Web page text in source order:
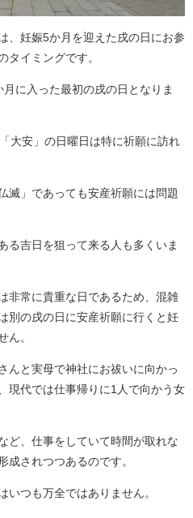
、妊娠5か月を迎えた戌の日にお参
タイミングです。
に入った最初の戌の日となりま
大安」の日曜日は特に祈願に訪れ
滅」であっても安産祈願には問題
る吉日を狙って来る人も多くいま
非常に貴重な日であるため、混雑
別の戌の日に安産祈願に行くと妊
ん。
んと実母で神社にお祓いに向かっ
現代では仕事帰りに1人で向かう女
ど、仕事をしていて時間が取れな
成されつつあるのです。
いつも万全ではありません。